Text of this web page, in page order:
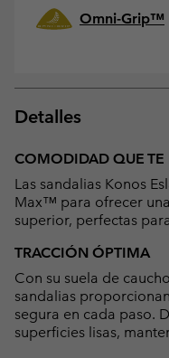
Omni-Grip™
Detalles
COMODIDAD QUE TE
Las sandalias Konos
Max™ para ofrecer
superior, perfectas
TRACCIÓN ÓPTIMA
Con su suela de
sandalias
segura en cada paso.
superficies lisas,